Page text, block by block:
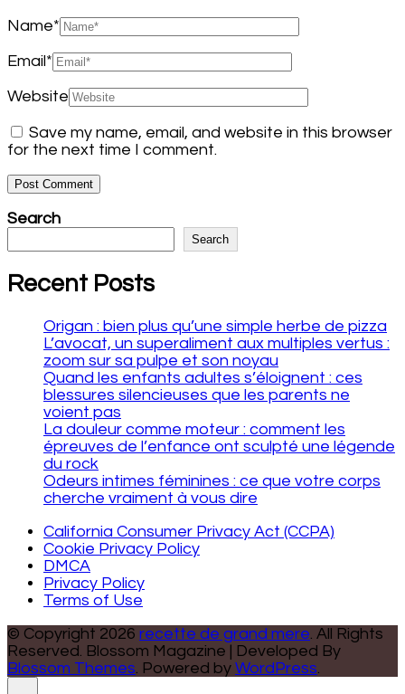
Name*
Email*
Website
Save my name, email, and website in this browser
for the next time I comment.
Search
Search
Recent Posts
Origan : bien plus qu’une simple herbe de pizza
L’avocat, un superaliment aux multiples vertus :
zoom sur sa pulpe et son noyau
Quand les enfants adultes s’éloignent : ces
blessures silencieuses que les parents ne
voient pas
La douleur comme moteur : comment les
épreuves de l’enfance ont sculpté une légende
du rock
Odeurs intimes féminines : ce que votre corps
cherche vraiment à vous dire
California Consumer Privacy Act (CCPA)
Cookie Privacy Policy
DMCA
Privacy Policy
Terms of Use
© Copyright 2026 recette de grand mere . All Rights
Reserved. Blossom Magazine | Developed By
Blossom Themes Powered by WordPress